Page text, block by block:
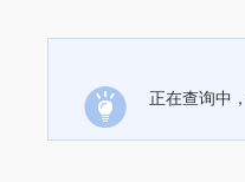
正在查询中